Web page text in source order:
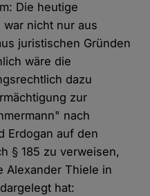
Die heutige
nicht nur aus
juristischen Gründen
wäre die
dazu
zur
nach
Erdogan auf den
§ 185 zu verweisen,
Alexander Thiele in
hat: